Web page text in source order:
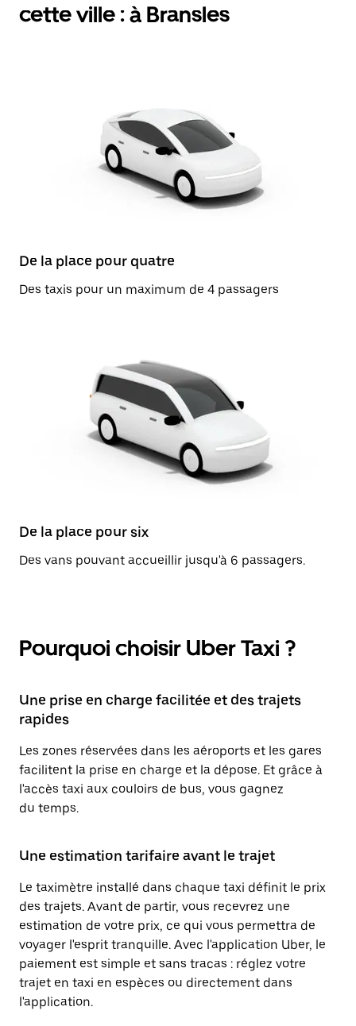
cette ville : à Bransles
De la place pour quatre
Des taxis pour un maximum de 4 passagers
De la place pour six
Des vans pouvant accueillir jusqu'à 6 passagers.
Pourquoi choisir Uber Taxi ?
Une prise en charge facilitée et des trajets
rapides
Les zones réservées dans les aéroports et les gares
facilitent la prise en charge et la dépose. Et grâce à
l'accès taxi aux couloirs de bus, vous gagnez
du temps.
Une estimation tarifaire avant le trajet
Le taximètre installé dans chaque taxi définit le prix
des trajets. Avant de partir, vous recevrez une
estimation de votre prix, ce qui vous permettra de
voyager l'esprit tranquille. Avec l'application Uber, le
paiement est simple et sans tracas : réglez votre
trajet en taxi en espèces ou directement dans
l'application.